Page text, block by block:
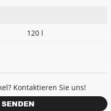
120 l
Kontaktieren Sie uns!